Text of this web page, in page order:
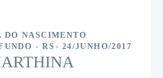
DO NASCIMENTO
- RS
24/JUNHO/2017